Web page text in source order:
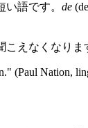
語です。 de
えなくなりま
(Paul Nation,